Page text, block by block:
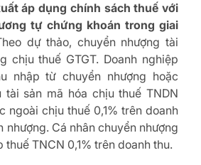
áp dụng chính sách thuế với
tự chứng khoán trong giai
dự thảo, chuyển nhượng tài
chịu thuế GTGT. Doanh nghiệp
nhập từ chuyển nhượng hoặc
sản mã hóa chịu thuế TNDN
ngoài chịu thuế 0,1% trên doanh
nhượng. Cá nhân chuyển nhượng
thuế TNCN 0,1% trên doanh thu.